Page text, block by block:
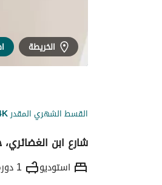
الخريطة
القسط الشهري المقدر3.4K
شارع ابن
استوديو 1 دورة مياه